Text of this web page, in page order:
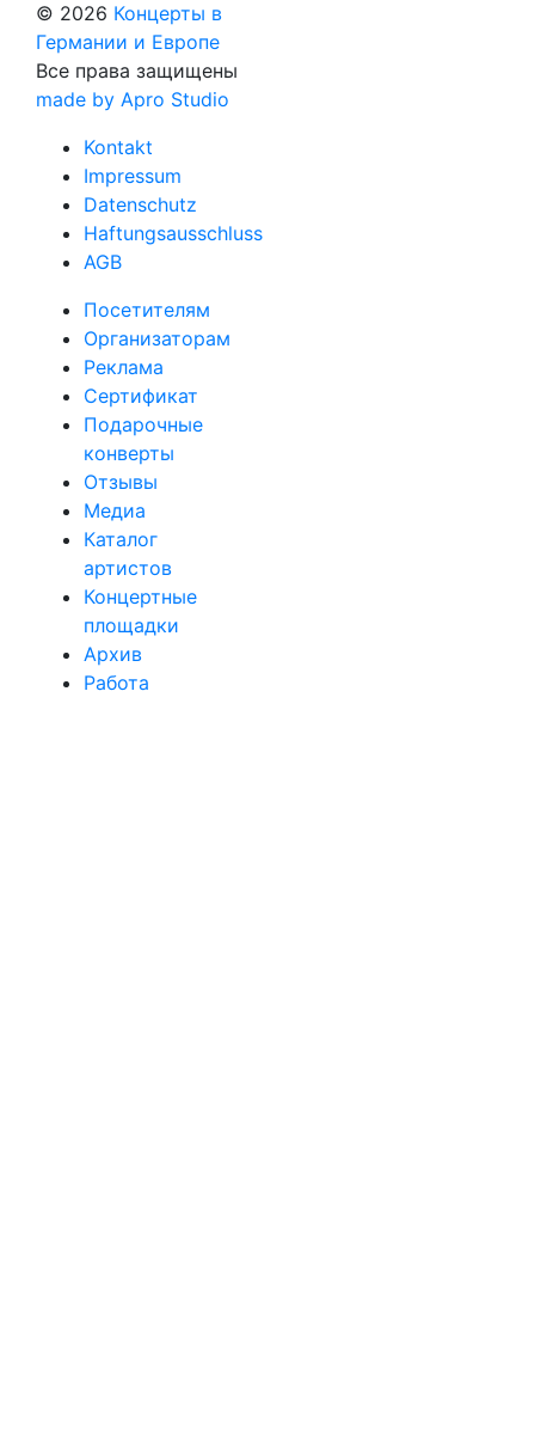
© 2026 Концерты в
Германии и Европе
Все права защищены
made by Apro Studio
Kontakt
Impressum
Datenschutz
Haftungsausschluss
AGB
Посетителям
Организаторам
Реклама
Сертификат
Подарочные
конверты
Отзывы
Медиа
Каталог
артистов
Концертные
площадки
Архив
Работа